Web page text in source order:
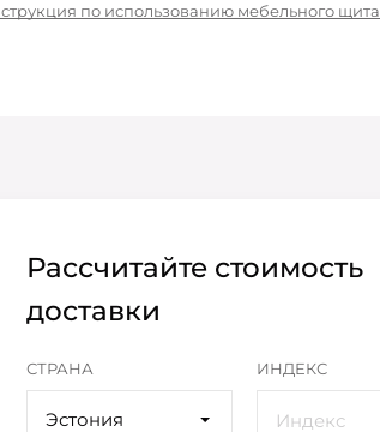
по использованию мебельного щита
Рассчитайте стоимость
доставки
СТРАНА
Эстония
ИНДЕКС